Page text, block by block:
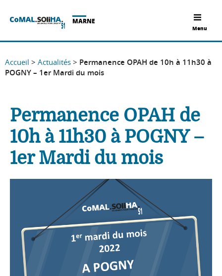
Menu
MARNE
Accueil > Actualités > Permanence OPAH de 10h à 11h30 à
POGNY – 1er Mardi du mois
Permanence OPAH de
10h à 11h30 à POGNY –
1er Mardi du mois